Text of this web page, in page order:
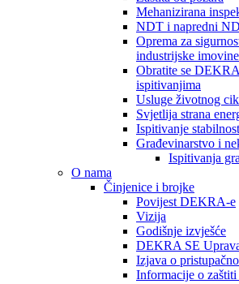
Mehanizirana
NDT i napredni
Oprema za
industrijske imovine
Obratite se
ispitivanjima
Usluge životnog
Svjetlija strana
Ispitivanje
Građevinarstvo i
Ispitivanja
O nama
Činjenice i brojke
Povijest DEKRA-e
Vizija
Godišnje izvješće
DEKRA SE
Izjava o
Informacije o